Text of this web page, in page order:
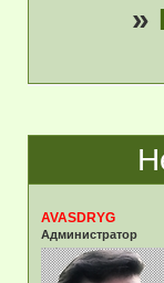
»
AVASDRYG
Администратор